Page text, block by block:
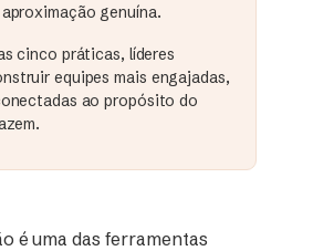
genuína.
cinco práticas, líderes
equipes mais engajadas,
ao propósito do
é uma das ferramentas